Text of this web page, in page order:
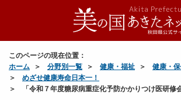
このページの現在位置：
ホーム
分野別一覧 健康・福祉
健康・
めざせ健康寿命日本一！
「令和７年度糖尿病重症化予防かかりつけ医研修